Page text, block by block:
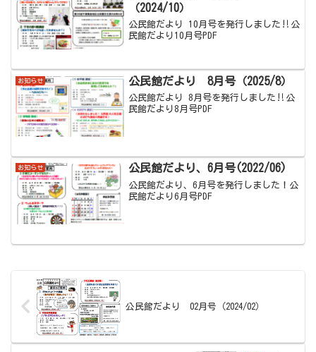
（2024/10）
公民館だより 10月号を発行しました‼公
民館だより10月号PDF
お知らせ 公民館だより 8月号（2025/8）
公民館だより 8月号を発行しました‼公
民館だより8月号PDF
お知らせ 公民館だより、6月号(2022/06)
公民館だより、6月号を発行しました！公
民館だより6月号PDF
公民館だより 02月号（2024/02）